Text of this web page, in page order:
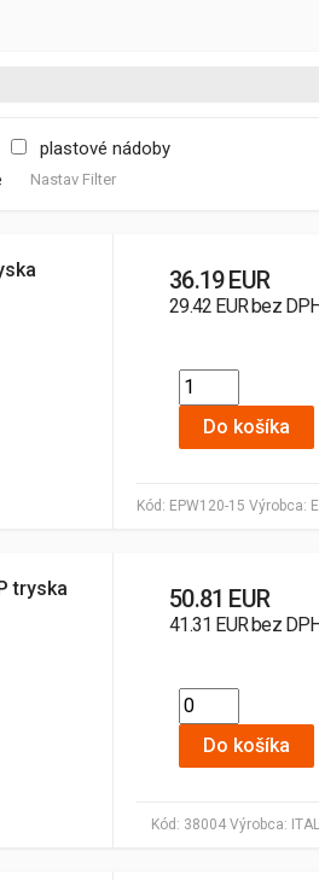
plastové nádoby
Nastav Filter
Kód: EPW120-15 Výrobca:
36.19 EUR
29.42 EUR bez DPH
Do košíka
Kód: 38004 Výrobca:
tryska
50.81 EUR
41.31 EUR bez DPH
Do košíka